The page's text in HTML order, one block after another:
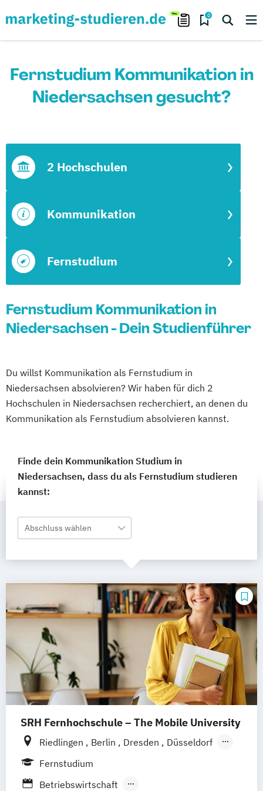
0
Fernstudium Kommunikation in
Niedersachsen gesucht?
Fernstudium
Kommunikation
2 Hochschulen
Fernstudium Kommunikation in
Niedersachsen - Dein Studienführer
Du willst Kommunikation als Fernstudium in
Niedersachsen absolvieren? Wir haben für dich 2
Hochschulen in Niedersachsen recherchiert, an denen du
Kommunikation als Fernstudium absolvieren kannst.
Finde dein Kommunikation Studium in
Niedersachsen, dass du als Fernstudium studieren
kannst:
Abschluss wählen
SRH Fernhochschule – The Mobile University
Riedlingen Berlin Dresden
Düsseldorf
Hamburg
Fernstudium
Betriebswirtschaft